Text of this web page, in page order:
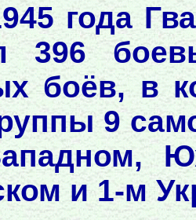
года
396
боёв, в
9
и 1-м